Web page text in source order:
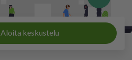
Aloita keskustelu